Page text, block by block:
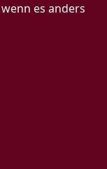
es anders